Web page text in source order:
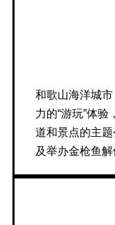
和歌山海洋城
力的“游玩”体
道和景点的主题
及举办金枪鱼解